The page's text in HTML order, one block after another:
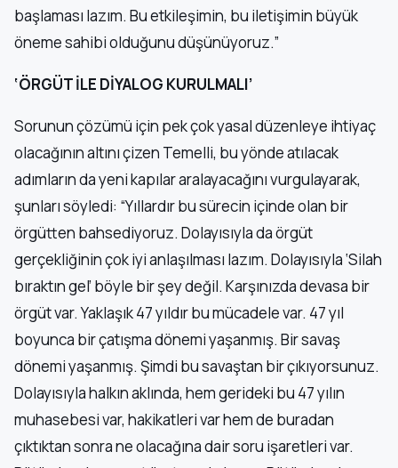
başlaması lazım. Bu etkileşimin, bu iletişimin büyük
öneme sahibi olduğunu düşünüyoruz.”
‘ÖRGÜT İLE DİYALOG KURULMALI’
Sorunun çözümü için pek çok yasal düzenleye ihtiyaç
olacağının altını çizen Temelli, bu yönde atılacak
adımların da yeni kapılar aralayacağını vurgulayarak,
şunları söyledi: “Yıllardır bu sürecin içinde olan bir
örgütten bahsediyoruz. Dolayısıyla da örgüt
gerçekliğinin çok iyi anlaşılması lazım. Dolayısıyla ‘Silah
bıraktın gel’ böyle bir şey değil. Karşınızda devasa bir
örgüt var. Yaklaşık 47 yıldır bu mücadele var. 47 yıl
boyunca bir çatışma dönemi yaşanmış. Bir savaş
dönemi yaşanmış. Şimdi bu savaştan bir çıkıyorsunuz.
Dolayısıyla halkın aklında, hem gerideki bu 47 yılın
muhasebesi var, hakikatleri var hem de buradan
çıktıktan sonra ne olacağına dair soru işaretleri var.